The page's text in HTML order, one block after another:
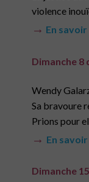
violence
→ En
Dimanche 8
Wendy
Sa bravoure
Prions pour
→ En
Dimanche